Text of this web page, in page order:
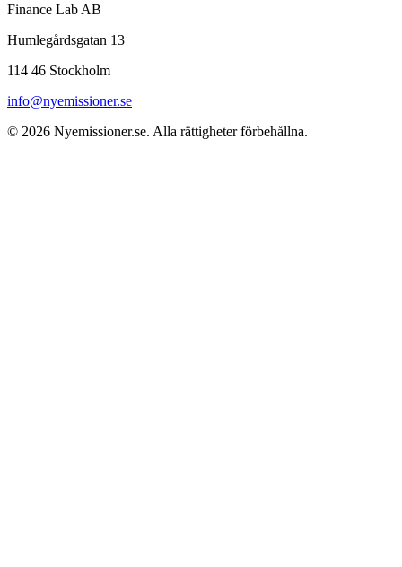
Finance Lab AB
Humlegårdsgatan 13
114 46 Stockholm
info@nyemissioner.se
© 2026 Nyemissioner.se. Alla rättigheter förbehållna.